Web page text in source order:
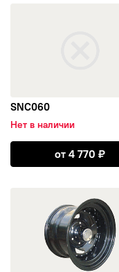
SNC060
от4 770 ₽
Нет в наличии